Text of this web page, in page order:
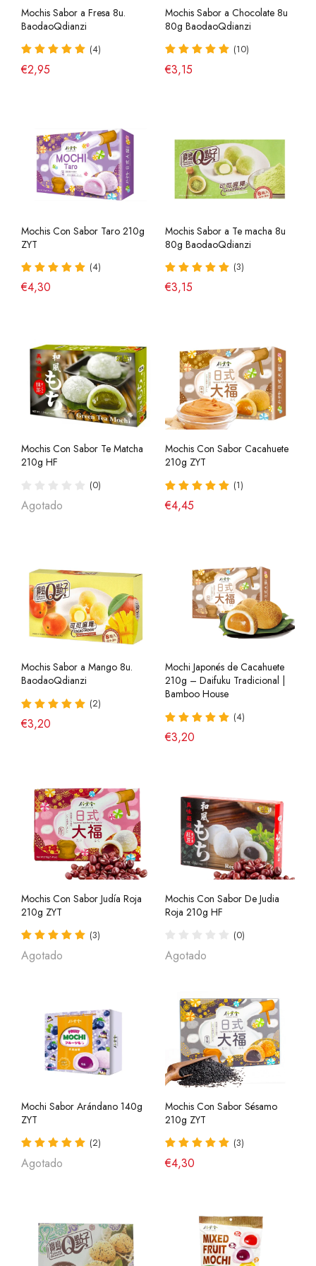
Mochis Sabor a Fresa 8u.
BaodaoQdianzi
(4)
€2,95
Mochis Sabor a Chocolate 8u
80g BaodaoQdianzi
(10)
€3,15
Mochis Con Sabor Taro 210g
ZYT
(4)
€4,30
Mochis Sabor a Te macha 8u
80g BaodaoQdianzi
(3)
€3,15
Mochis Con Sabor Te Matcha
210g HF
(0)
Agotado
Mochis Con Sabor Cacahuete
210g ZYT
(1)
€4,45
Mochis Sabor a Mango 8u.
BaodaoQdianzi
(2)
€3,20
Mochi Japonés de Cacahuete
210g – Daifuku Tradicional |
Bamboo House
(4)
€3,20
Mochis Con Sabor Judía Roja
210g ZYT
(3)
Agotado
Mochis Con Sabor De Judia
Roja 210g HF
(0)
Agotado
Mochi Sabor Arándano 140g
ZYT
(2)
Agotado
Mochis Con Sabor Sésamo
210g ZYT
(3)
€4,30